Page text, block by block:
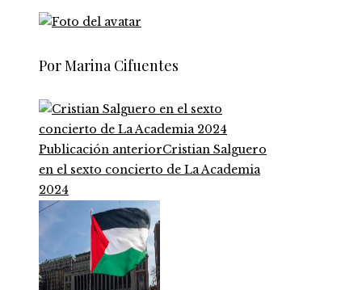
Por Marina Cifuentes
Publicación anteriorCristian Salguero
en el sexto concierto de La Academia
2024